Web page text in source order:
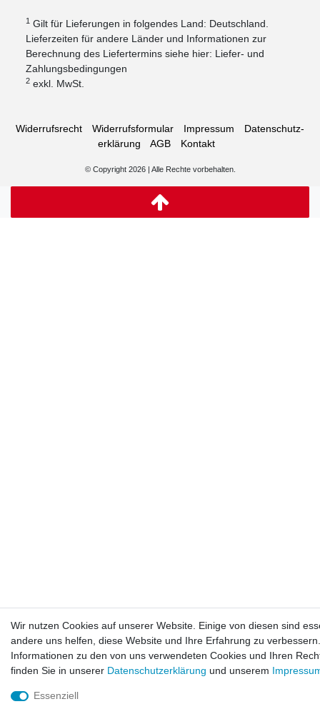
1 Gilt für Lieferungen in folgendes Land: Deutschland.
Lieferzeiten für andere Länder und Informationen zur
Berechnung des Liefertermins siehe hier: Liefer- und
Zahlungsbedingungen
2 exkl. MwSt.
Widerrufs­recht Widerrufs­formular Impressum
Daten­schutz­
erklärung
AGB Kontakt
© Copyright 2026 | Alle Rechte vorbehalten.
Wir nutzen Cookies auf unserer Website. Einige von diesen sind
andere uns helfen, diese Website und Ihre Erfahrung zu
Informationen zu den von uns verwendeten Cookies und Ihren
finden Sie in unserer Daten­schutz­erklärung und unserem
Essenziell